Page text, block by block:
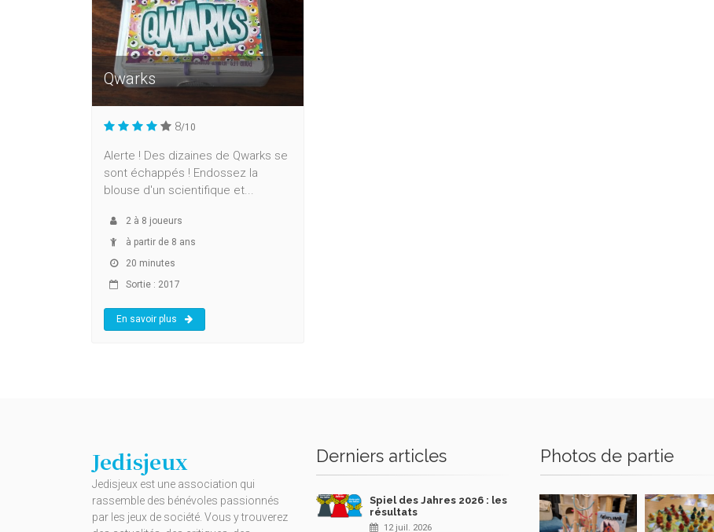
Qwarks
8/10
Alerte ! Des dizaines de Qwarks se
sont échappés ! Endossez la
blouse d'un scientifique et...
2 à 8 joueurs
à partir de 8 ans
20 minutes
Sortie : 2017
En savoir plus
Jedisjeux
Jedisjeux est une association qui
rassemble des bénévoles passionnés
par les jeux de société. Vous y trouverez
Derniers articles
Spiel des Jahres 2026 : les
résultats
12 juil. 2026
Photos de partie